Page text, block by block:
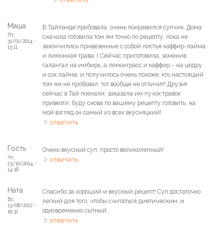
Маша
Пт,
31/01/2014 -
13:11
В Тайланде пробовала, очень понравился супчик. Дома
сначала готовила том ям точно по рецепту, пока не
закончились привезенные с собой листья каффир-лайма
и лимонная трава :( Сейчас приготовила, заменив
галангал на имбирь, а лемонграсс и каффир – на цедру
и сок лайма, и получилось очень похоже, кто настоящий
том ям не пробовал, тот вообще не отличит! Друзья
сейчас в Тай поехали, заказала им пучок травок
привезти, буду снова по вашему рецепту готовить, на
мой взгляд он самый из всех вкусняцкий!
ответить
Гость
Чт,
23/10/2014 -
14:18
Очень вкусный суп, просто великолепный!
ответить
Ната
Вс,
13/08/2017 -
19:31
Спасибо за хороший и вкусный рецепт! Суп достаточно
легкий для того, чтобы считаться диетическим, и
одновременно сытный.
ответить